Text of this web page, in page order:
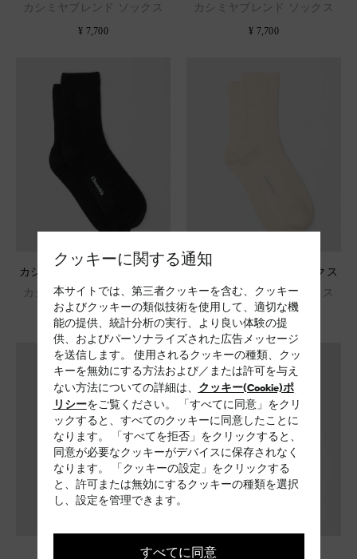
クッキーに関する通知
本サイトでは、第三者クッキーを含む、クッキー
およびクッキーの類似技術を使用して、適切な機
能の提供、統計分析の実行、より良い体験の提
供、およびパーソナライズされた広告メッセージ
を送信します。 使用されるクッキーの種類、クッ
キーを無効にする方法および／または許可を与え
ない方法についての詳細は、 クッキー(Cookie)ポ
リシーをご覧ください。 「すべてに同意」をクリ
ックすると、すべてのクッキーに同意したことに
なります。 「すべてを拒否」をクリックすると、
同意が必要なクッキーがデバイスに保存されなく
なります。 「クッキーの設定」をクリックする
と、許可または無効にするクッキーの種類を選択
し、設定を管理できます。
すべてに同意
カシミヤブレンド ソックス
¥ 7,700
カシミヤブレンド ソックス
¥ 7,700
カシミヤ混ショートソックス
カシミヤブレンド ソックス
¥ 7,700
カシミヤ混ショートソックス
カシミヤブレンド ソックス
¥ 7,700